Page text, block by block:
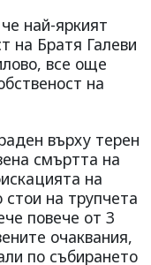
най-яркият
на Братя Галеви
все още
на
върху терен
смъртта на
на
на трупчета
повече от 3
очаквания,
по събирането